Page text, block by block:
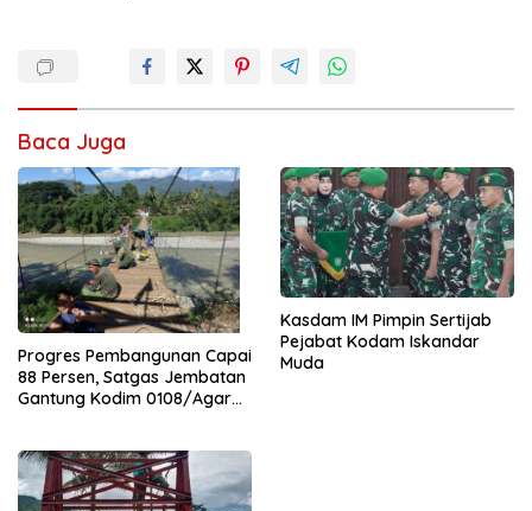
Baca Juga
Progres Pembangunan Capai
88 Persen, Satgas Jembatan
Gantung Kodim 0108/Agara
Kasdam IM Pimpin Sertijab
Pejabat Kodam Iskandar
Muda